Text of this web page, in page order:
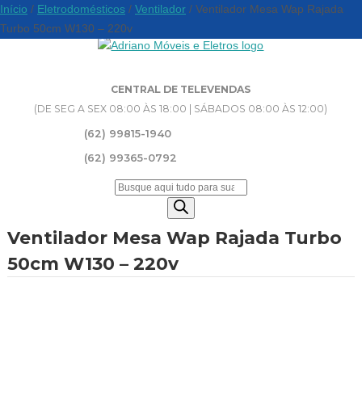
CENTRAL DE TELEVENDAS
(DE SEG A SEX 08:00 ÀS 18:00 | SÁBADOS 08:00 ÀS 12:00)
(62) 99815-1940
(62) 99365-0792
Pesquisar
Início / Eletrodomésticos / Ventilador / Ventilador Mesa Wap Rajada
Turbo 50cm W130 – 220v
Ventilador Mesa Wap Rajada Turbo
50cm W130 – 220v